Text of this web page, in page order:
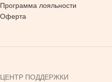
Программа лояльности
Оферта
ЦЕНТР ПОДДЕРЖКИ